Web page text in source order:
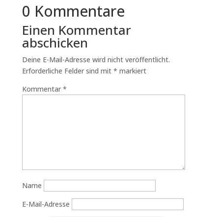
0 Kommentare
Einen Kommentar
abschicken
Deine E-Mail-Adresse wird nicht veröffentlicht.
Erforderliche Felder sind mit * markiert
Kommentar *
Name
E-Mail-Adresse